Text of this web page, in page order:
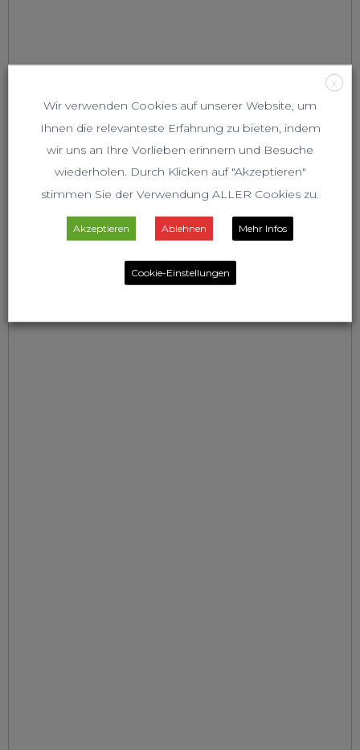
X
Wir verwenden Cookies auf unserer Website, um
Ihnen die relevanteste Erfahrung zu bieten, indem
wir uns an Ihre Vorlieben erinnern und Besuche
wiederholen. Durch Klicken auf "Akzeptieren"
stimmen Sie der Verwendung ALLER Cookies zu.
Akzeptieren Ablehnen Mehr Infos
Cookie-Einstellungen